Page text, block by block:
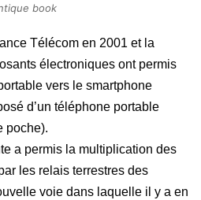
book
Télécom en 2001 et la
électroniques ont permis
vers le smartphone
d’un téléphone portable
poche).
a permis la multiplication des
les relais terrestres des
voie dans laquelle il y a en